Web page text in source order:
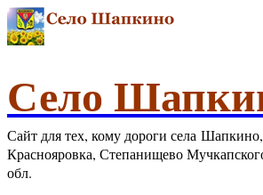
Село
Сайт для тех, кому дороги села
Краснояровка, Степанищево
обл.